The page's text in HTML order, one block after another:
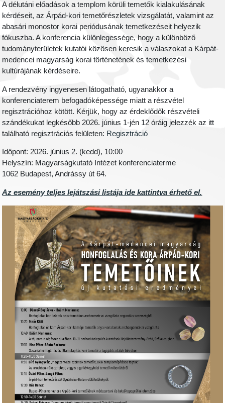
A délutáni előadások a templom körüli temetők kialakulásának
kérdéseit, az Árpád-kori temetőrészletek vizsgálatát, valamint az
abasári monostor korai periódusának temetkezéseit helyezik
fókuszba. A konferencia különlegessége, hogy a különböző
tudományterületek kutatói közösen keresik a válaszokat a Kárpát-
medencei magyarság korai történetének és temetkezési
kultúrájának kérdéseire.
A rendezvény ingyenesen látogatható, ugyanakkor a
konferenciaterem befogadóképessége miatt a részvétel
regisztrációhoz kötött. Kérjük, hogy az érdeklődők részvételi
szándékukat legkésőbb 2026. június 1-jén 12 óráig jelezzék az itt
található regisztrációs felületen: Regisztráció
Időpont: 2026. június 2. (kedd), 10:00
Helyszín: Magyarságkutató Intézet konferenciaterme
1062 Budapest, Andrássy út 64.
Az esemény teljes lejátszási listája ide kattintva érhető el.